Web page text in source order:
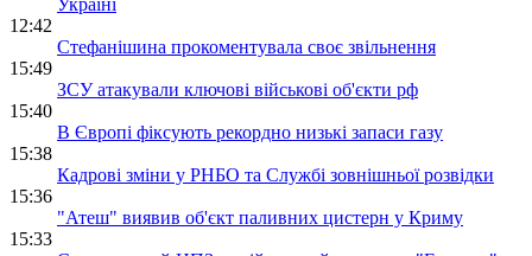
Україні
12:42
Стефанішина прокоментувала своє звільнення
15:49
ЗСУ атакували ключові військові об'єкти рф
15:40
В Європі фіксують рекордно низькі запаси газу
15:38
Кадрові зміни у РНБО та Службі зовнішньої розвідки
15:36
"Атеш" виявив об'єкт паливних цистерн у Криму
15:33